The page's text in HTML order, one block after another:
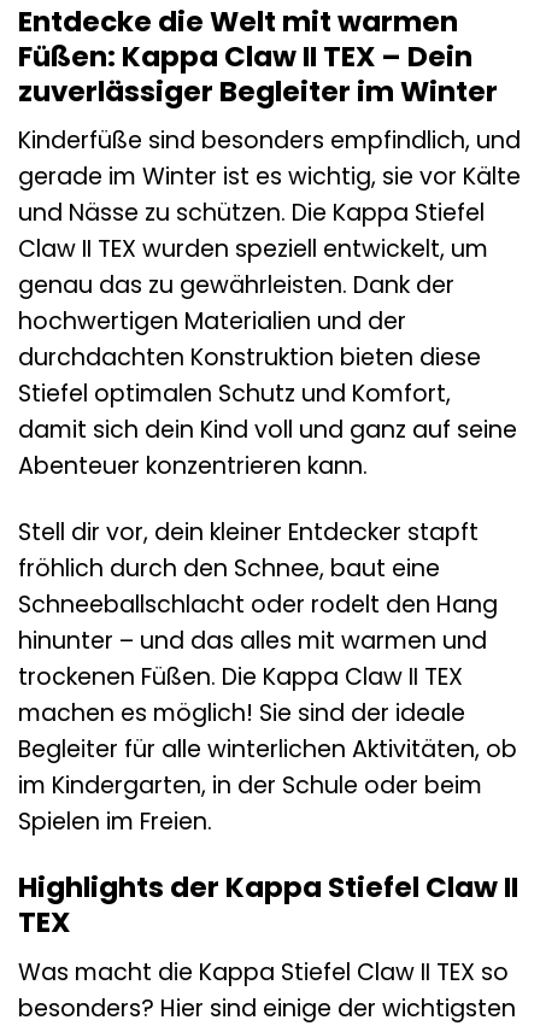
Entdecke die Welt mit warmen
Füßen: Kappa Claw II TEX – Dein
zuverlässiger Begleiter im Winter
Kinderfüße sind besonders empfindlich, und
gerade im Winter ist es wichtig, sie vor Kälte
und Nässe zu schützen. Die Kappa Stiefel
Claw II TEX wurden speziell entwickelt, um
genau das zu gewährleisten. Dank der
hochwertigen Materialien und der
durchdachten Konstruktion bieten diese
Stiefel optimalen Schutz und Komfort,
damit sich dein Kind voll und ganz auf seine
Abenteuer konzentrieren kann.
Stell dir vor, dein kleiner Entdecker stapft
fröhlich durch den Schnee, baut eine
Schneeballschlacht oder rodelt den Hang
hinunter – und das alles mit warmen und
trockenen Füßen. Die Kappa Claw II TEX
machen es möglich! Sie sind der ideale
Begleiter für alle winterlichen Aktivitäten, ob
im Kindergarten, in der Schule oder beim
Spielen im Freien.
Highlights der Kappa Stiefel Claw II
TEX
Was macht die Kappa Stiefel Claw II TEX so
besonders? Hier sind einige der wichtigsten